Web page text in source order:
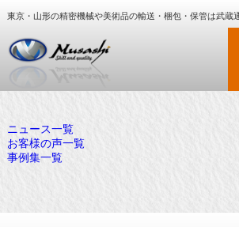
東京・山形の精密機械や美術品の輸送・梱包・保管は武蔵
大型精密機械・美術品
ニュース一覧
お客様の声一覧
事例集一覧